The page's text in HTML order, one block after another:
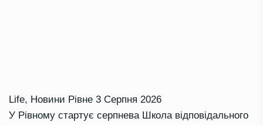
Life, Новини Рівне 3 Серпня 2026
У Рівному стартує серпнева Школа відповідального